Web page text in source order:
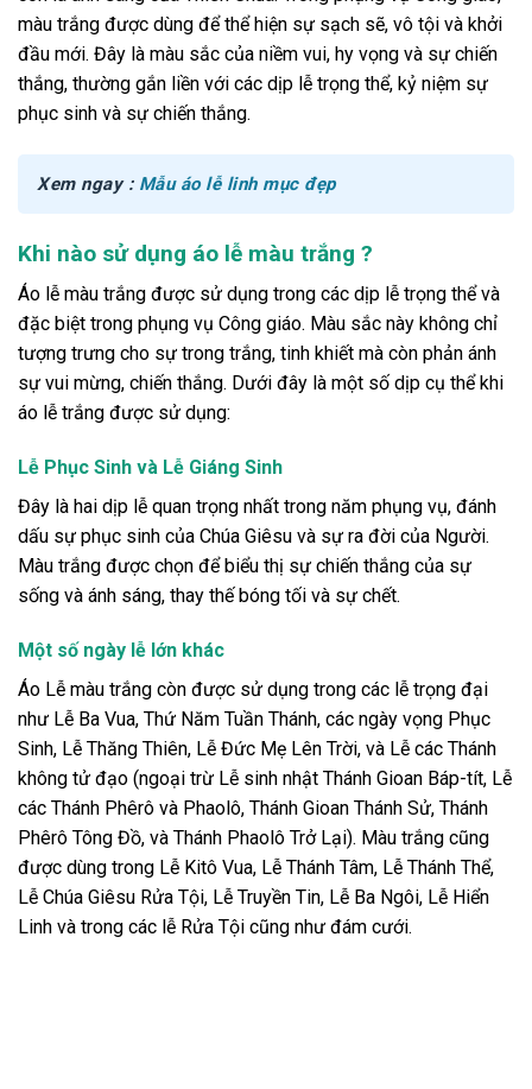
màu trắng được dùng để thể hiện sự sạch sẽ, vô tội và khởi
đầu mới. Đây là màu sắc của niềm vui, hy vọng và sự chiến
thắng, thường gắn liền với các dịp lễ trọng thể, kỷ niệm sự
phục sinh và sự chiến thắng.
Xem ngay : Mẫu áo lễ linh mục đẹp
Khi nào sử dụng áo lễ màu trắng ?
Áo lễ màu trắng được sử dụng trong các dịp lễ trọng thể và
đặc biệt trong phụng vụ Công giáo. Màu sắc này không chỉ
tượng trưng cho sự trong trắng, tinh khiết mà còn phản ánh
sự vui mừng, chiến thắng. Dưới đây là một số dịp cụ thể khi
áo lễ trắng được sử dụng:
Lễ Phục Sinh và Lễ Giáng Sinh
Đây là hai dịp lễ quan trọng nhất trong năm phụng vụ, đánh
dấu sự phục sinh của Chúa Giêsu và sự ra đời của Người.
Màu trắng được chọn để biểu thị sự chiến thắng của sự
sống và ánh sáng, thay thế bóng tối và sự chết.
Một số ngày lễ lớn khác
Áo Lễ màu trắng còn được sử dụng trong các lễ trọng đại
như Lễ Ba Vua, Thứ Năm Tuần Thánh, các ngày vọng Phục
Sinh, Lễ Thăng Thiên, Lễ Đức Mẹ Lên Trời, và Lễ các Thánh
không tử đạo (ngoại trừ Lễ sinh nhật Thánh Gioan Báp-tít, Lễ
các Thánh Phêrô và Phaolô, Thánh Gioan Thánh Sử, Thánh
Phêrô Tông Đồ, và Thánh Phaolô Trở Lại). Màu trắng cũng
được dùng trong Lễ Kitô Vua, Lễ Thánh Tâm, Lễ Thánh Thể,
Lễ Chúa Giêsu Rửa Tội, Lễ Truyền Tin, Lễ Ba Ngôi, Lễ Hiển
Linh và trong các lễ Rửa Tội cũng như đám cưới.